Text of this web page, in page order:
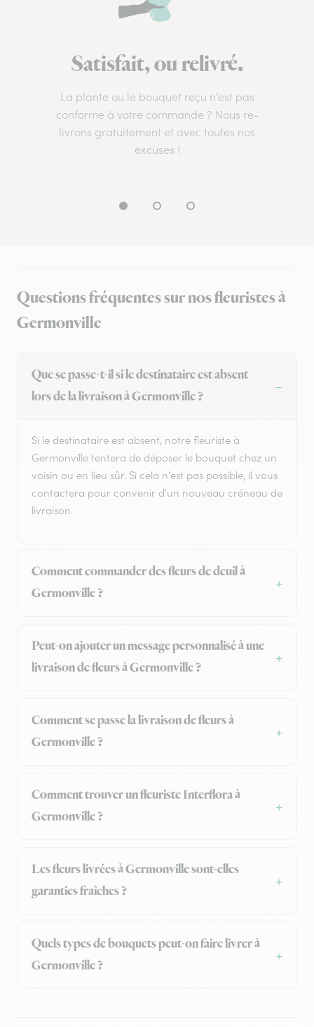
Satisfait, ou relivré.
La plante ou le bouquet reçu n’est pas
conforme à votre commande ? Nous re-
livrons gratuitement et avec toutes nos
excuses !
Questions fréquentes sur nos fleuristes à
Germonville
Que se passe-t-il si le destinataire est absent
lors de la livraison à Germonville ?
Si le destinataire est absent, notre fleuriste à
Germonville tentera de déposer le bouquet chez un
voisin ou en lieu sûr. Si cela n'est pas possible, il vous
contactera pour convenir d'un nouveau créneau de
livraison.
Comment commander des fleurs de deuil à
Germonville ?
Peut-on ajouter un message personnalisé à une
livraison de fleurs à Germonville ?
Comment se passe la livraison de fleurs à
Germonville ?
Comment trouver un fleuriste Interflora à
Germonville ?
Les fleurs livrées à Germonville sont-elles
garanties fraîches ?
Quels types de bouquets peut-on faire livrer à
Germonville ?